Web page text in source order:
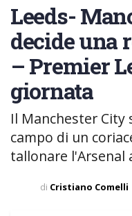
Leeds-
decide una
– Premier
giornata
Il Manchester
campo di un
tallonare l'Arsenal
di Cristiano Comelli